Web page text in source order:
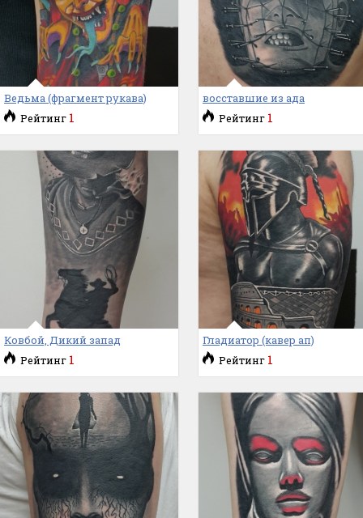
Ведьма (фрагмент рукава)
Рейтинг 1
восставшие из ада
Рейтинг 1
Ковбой, Дикий запад
Рейтинг 1
Гладиатор (кавер ап)
Рейтинг 1